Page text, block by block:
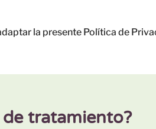
la presente Política de
tratamiento?